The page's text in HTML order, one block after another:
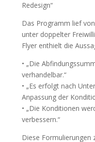
Redesign“
Das Programm lief
unter doppelter
Flyer enthielt die
• „Die
verhandelbar.“
• „Es erfolgt nach
Anpassung der
• „Die Konditionen
verbessern.“
Diese Formulierungen